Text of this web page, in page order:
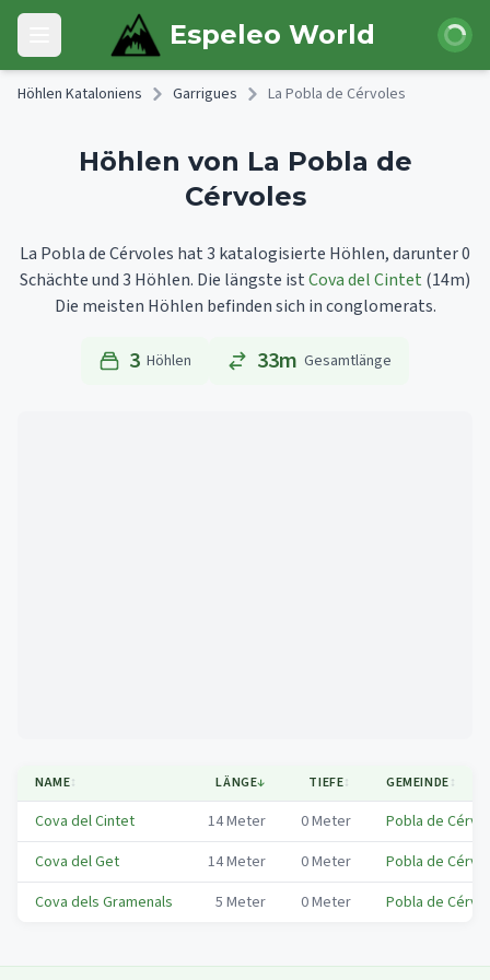
Skip to main content
Open main menu Espeleo World
Höhlen Kataloniens Garrigues La Pobla de Cérvoles
Höhlen von La Pobla de
Cérvoles
La Pobla de Cérvoles hat 3 katalogisierte Höhlen, darunter 0
Schächte und 3 Höhlen. Die längste istCova del Cintet (14m)
Die meisten Höhlen befinden sich in conglomerats.
3 Höhlen 33m Gesamtlänge
NAME↕ LÄNGE↓ TIEFE↕ GEMEINDE↕
Cova del Cintet 14Meter 0Meter
Pobla de
Cova del Get
14Meter 0Meter
Pobla de
Cova dels Gramenals
5 Meter 0Meter Pobla de